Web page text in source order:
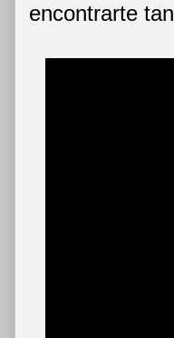
encontrarte